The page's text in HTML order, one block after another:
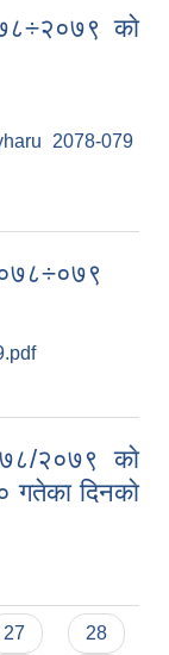
काे
2078-079
२०७९ काे
गतेका दिनकाे
27
28